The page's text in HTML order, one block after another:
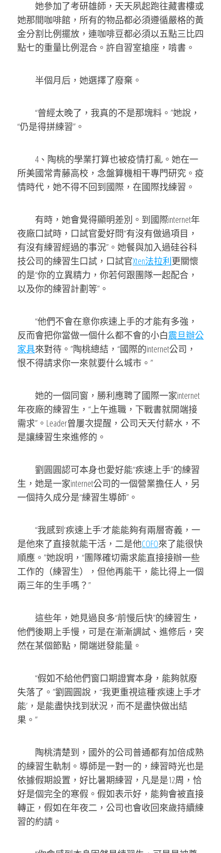
她參加了考研雄師，天天夙起跑往藏書樓或
她那間咖啡館，所有的物品都必須遵循嚴格的黃
金分割比例擺放，連咖啡豆都必須以五點三比四
點七的重量比例混合。許自習室搶座，啃書。
半個月后，她選擇了廢棄。
“曾經太晚了，我真的不是那塊料。”她說，
“仍是得拼練習”。
4、陶桃的學業打算也被疫情打亂。她在一
所美國常青藤高校，念盤算機相干專門研究。疫
情時代，她不得不回到國際，在國際找練習。
有時，她會覺得顯明差別。到國際internet年
夜廠口試時，口試官愛好問“有沒有做過項目，
有沒有練習經過的事況”。她餐與加入過硅谷科
技公司的練習生口試，口試官Xten法拉利更關懷
的是“你的立異精力，你若何跟團隊一起配合，
以及你的練習計劃等”。
“他們不會在意你疾速上手的才能有多強，
反而會把你當做一個什么都不會的小白震旦辦公
家具來對待。”陶桃總結，“國際的internet公司，
恨不得請求你一來就要什么城市。”
她的一個同窗，勝利應聘了國際一家internet
年夜廠的練習生，“上午進職，下戰書就開端接
需求”。Leader曾屢次提醒，公司天天付薪水，不
是讓練習生來進修的。
劉圓圓認可本身也愛好能“疾速上手”的練習
生，她是一家internet公司的一個營業擔任人，另
一個持久成分是“練習生導師”。
“我感到‘疾速上手’才能能夠有兩層寄義，一
是他來了直接就能干活，二是他COFO來了能很快
順應。”她說明，“團隊確切需求能直接接辦一些
工作的（練習生），但他再能干，能比得上一個
兩三年的生手嗎？”
這些年，她見過良多“前慢后快”的練習生，
他們後期上手慢，可是在漸漸調試、進修后，突
然在某個節點，開端迸發能量。
“假如不給他們窗口期證實本身，能夠就廢
失落了。”劉圓圓說，“我更重視這種‘疾速上手才
能’，是能盡快找到狀況，而不是盡快做出結
果。”
陶桃清楚到，國外的公司普通都有加倍成熟
的練習生軌制。導師是一對一的，練習時光也是
依據假期設置，好比暑期練習，凡是是12周，恰
好是個完全的寒假。假如表示好，能夠會被直接
轉正，假如在年夜二，公司也會收回來歲持續練
習的約請。